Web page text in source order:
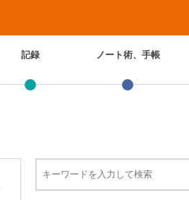
記録 ノート術、手帳